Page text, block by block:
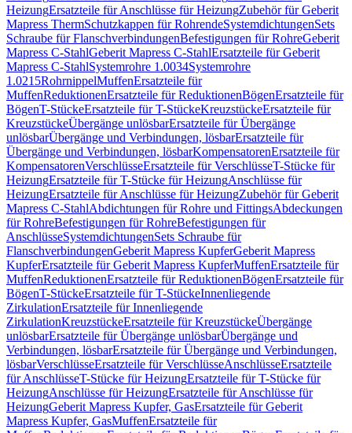
HeizungErsatzteile für Anschlüsse für HeizungZubehör für Geberit
Mapress ThermSchutzkappen für RohrendeSystemdichtungenSets
Schraube für FlanschverbindungenBefestigungen für RohreGeberit
Mapress C-StahlGeberit Mapress C-StahlErsatzteile für Geberit
Mapress C-StahlSystemrohre 1.0034Systemrohre
1.0215RohrnippelMuffenErsatzteile für
MuffenReduktionenErsatzteile für ReduktionenBögenErsatzteile für
BögenT-StückeErsatzteile für T-StückeKreuzstückeErsatzteile für
KreuzstückeÜbergänge unlösbarErsatzteile für Übergänge
unlösbarÜbergänge und Verbindungen, lösbarErsatzteile für
Übergänge und Verbindungen, lösbarKompensatorenErsatzteile für
KompensatorenVerschlüsseErsatzteile für VerschlüsseT-Stücke für
HeizungErsatzteile für T-Stücke für HeizungAnschlüsse für
HeizungErsatzteile für Anschlüsse für HeizungZubehör für Geberit
Mapress C-StahlAbdichtungen für Rohre und FittingsAbdeckungen
für RohreBefestigungen für RohreBefestigungen für
AnschlüsseSystemdichtungenSets Schraube für
FlanschverbindungenGeberit Mapress KupferGeberit Mapress
KupferErsatzteile für Geberit Mapress KupferMuffenErsatzteile für
MuffenReduktionenErsatzteile für ReduktionenBögenErsatzteile für
BögenT-StückeErsatzteile für T-StückeInnenliegende
ZirkulationErsatzteile für Innenliegende
ZirkulationKreuzstückeErsatzteile für KreuzstückeÜbergänge
unlösbarErsatzteile für Übergänge unlösbarÜbergänge und
Verbindungen, lösbarErsatzteile für Übergänge und Verbindungen,
lösbarVerschlüsseErsatzteile für VerschlüsseAnschlüsseErsatzteile
für AnschlüsseT-Stücke für HeizungErsatzteile für T-Stücke für
HeizungAnschlüsse für HeizungErsatzteile für Anschlüsse für
HeizungGeberit Mapress Kupfer, GasErsatzteile für Geberit
Mapress Kupfer, GasMuffenErsatzteile für